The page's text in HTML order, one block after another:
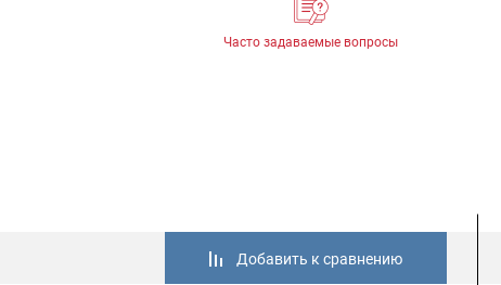
Часто задаваемые вопросы
Добавить к сравнению